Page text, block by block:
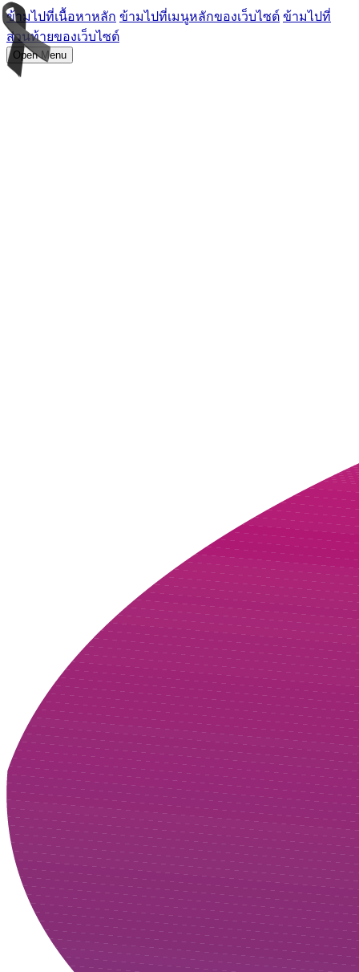
ข้ามไปที่เนื้อหาหลัก ข้ามไปที่เมนูหลักของเว็บไซต์ ข้ามไปที่
ส่วนท้ายของเว็บไซต์
Open Menu